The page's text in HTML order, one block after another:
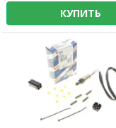
КУПИТЬ